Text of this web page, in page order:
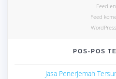
Feed
Feed
POS-POS
Jasa Penerjemah